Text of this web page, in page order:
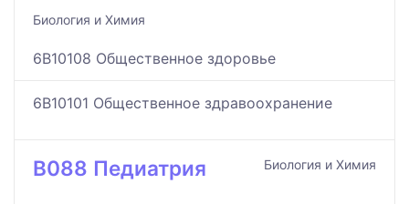
Биология и Химия
6B10108 Общественное здоровье
6B10101 Общественное здравоохранение
B088 Педиатрия Биология и Химия